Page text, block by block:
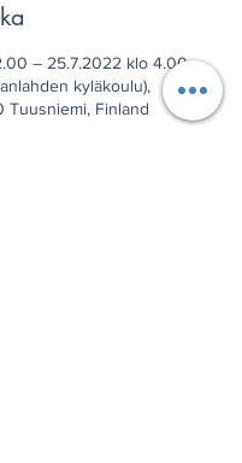
– 25.7.2022 klo 4.00
kyläkoulu),
Tuusniemi, Finland